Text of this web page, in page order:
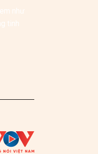
bạn văn chương
như
tinh